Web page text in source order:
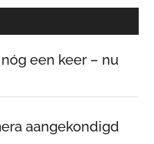
een keer – nu
aangekondigd